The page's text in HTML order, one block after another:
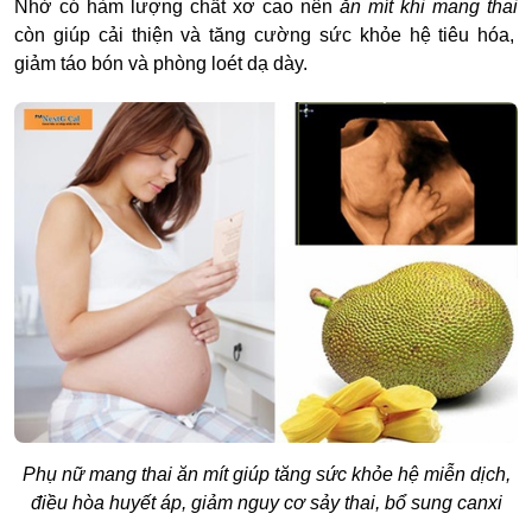
Nhờ có hàm lượng chất xơ cao nên ăn mít khi mang thai
còn giúp cải thiện và tăng cường sức khỏe hệ tiêu hóa,
giảm táo bón và phòng loét dạ dày.
Phụ nữ mang thai ăn mít giúp tăng sức khỏe hệ miễn dịch,
điều hòa huyết áp, giảm nguy cơ sảy thai, bổ sung canxi